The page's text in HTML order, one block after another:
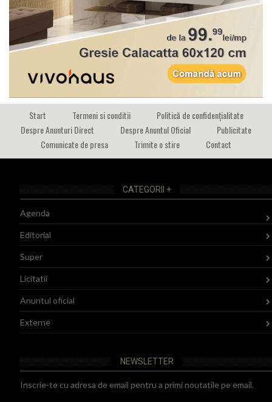
Start Termeni si conditii
Politică de confidențialitate
Despre Anunturi Direct
Despre Anuntul Oficial
Publicitate
Comunicate de presa
Trimite o stire Contact
CATEGORII +
Agenda
Editorial
Super
Licitatii
Anuntul oficial
Externe
NEWSLETTER
Inscrie-te cu adresa de email pentru a primi noutatile pe email.